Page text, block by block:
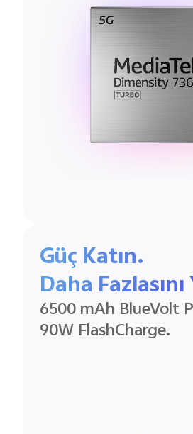
Güç Katın.
Daha Fazlasını
6500 mAh BlueVolt
90W FlashCharge.